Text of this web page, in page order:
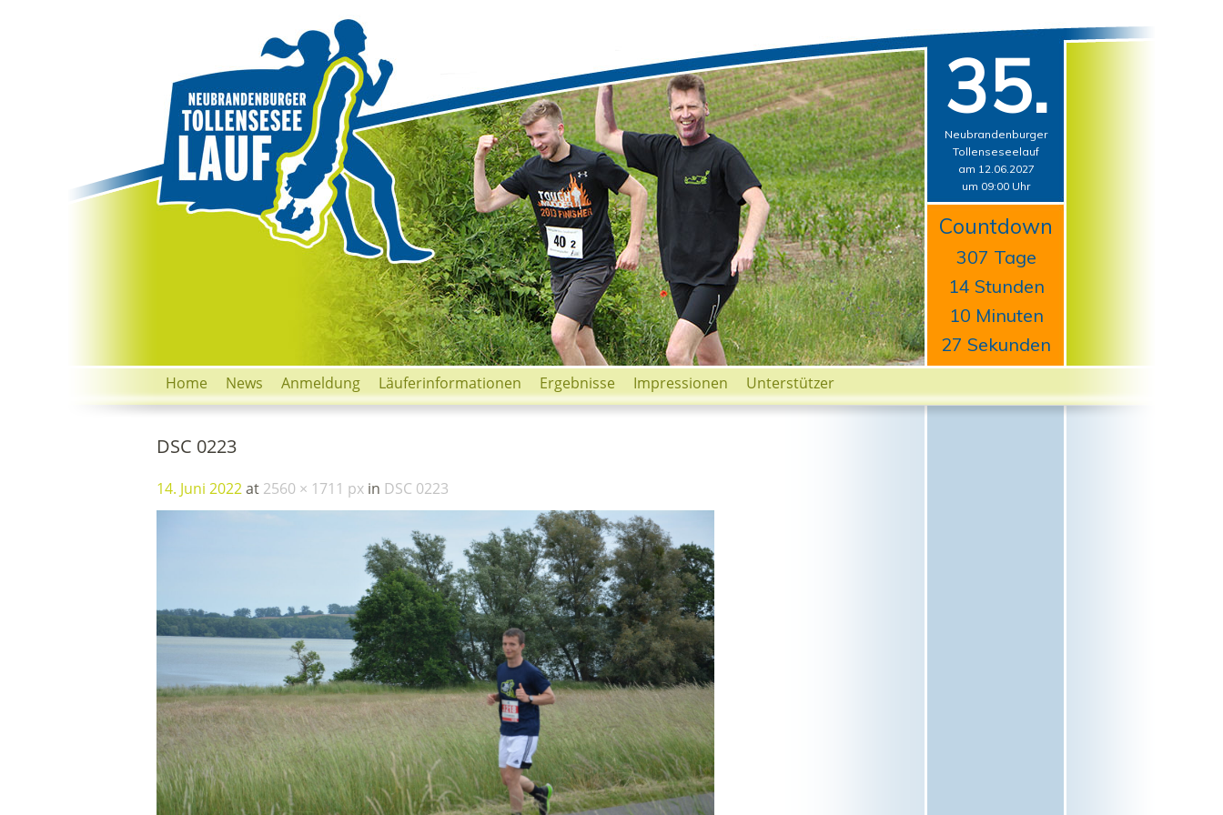
35.
Neubrandenburger
Tollenseseelauf
am 12.06.2027
um 09:00 Uhr
Countdown
307 Tage
14 Stunden
10 Minuten
27 Sekunden
Home News Anmeldung Läuferinformationen Ergebnisse Impressionen Unterstützer
DSC 0223
14. Juni 2022at 2560 × 1711 px in DSC 0223